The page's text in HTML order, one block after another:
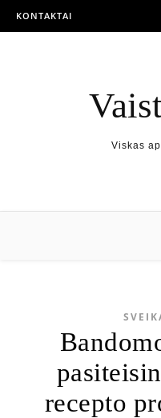
KONTAKTAI
Viskas
recepto